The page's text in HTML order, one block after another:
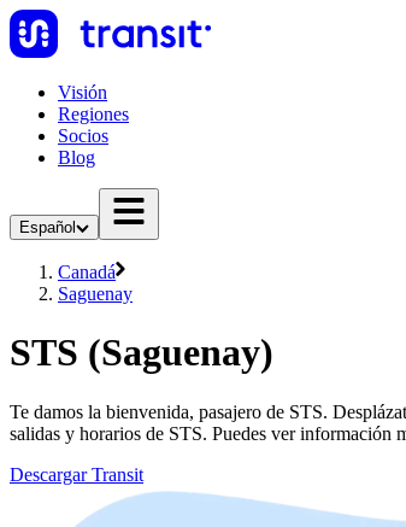
Visión
Regiones
Socios
Blog
Español
Canadá
Saguenay
STS (Saguenay)
Te damos la bienvenida, pasajero de STS.
salidas y horarios de STS. Puedes ver información
Descargar Transit